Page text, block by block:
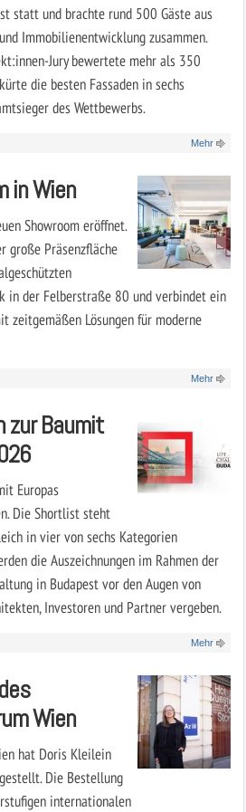
statt und brachte rund 500 Gäste aus
Immobilienentwicklung zusammen.
Jury bewertete mehr als 350
die besten Fassaden in sechs
des Wettbewerbs.
Mehr
in Wien
Showroom eröffnet.
große Präsenzfläche
in der Felberstraße 80 und verbindet ein
zeitgemäßen Lösungen für moderne
Mehr
zur Baumit
Europas
Die Shortlist steht
in vier von sechs Kategorien
die Auszeichnungen im Rahmen der
in Budapest vor den Augen von
Investoren und Partner vergeben.
Mehr
Wien
hat Doris Kleilein
Die Bestellung
internationalen